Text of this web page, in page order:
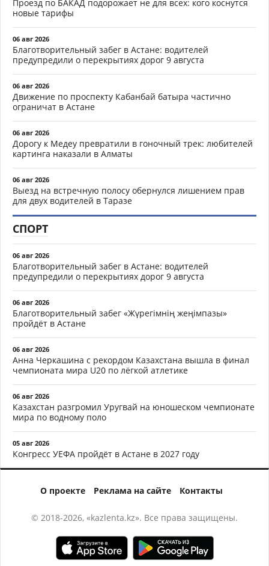
Проезд по БАКАД подорожает не для всех: кого коснутся
новые тарифы
06 авг 2026
Благотворительный забег в Астане: водителей
предупредили о перекрытиях дорог 9 августа
06 авг 2026
Движение по проспекту Кабанбай батыра частично
ограничат в Астане
06 авг 2026
Дорогу к Медеу превратили в гоночный трек: любителей
картинга наказали в Алматы
06 авг 2026
Выезд на встречную полосу обернулся лишением прав
для двух водителей в Таразе
СПОРТ
06 авг 2026
Благотворительный забег в Астане: водителей
предупредили о перекрытиях дорог 9 августа
06 авг 2026
Благотворительный забег «Жүрегімнің жеңімпазы»
пройдёт в Астане
06 авг 2026
Анна Черкашина с рекордом Казахстана вышла в финал
чемпионата мира U20 по лёгкой атлетике
06 авг 2026
Казахстан разгромил Уругвай на юношеском чемпионате
мира по водному поло
05 авг 2026
Конгресс УЕФА пройдёт в Астане в 2027 году
О проекте Реклама на сайте Контакты
© 2018-2026, «kazlenta.kz». Все права защищены.